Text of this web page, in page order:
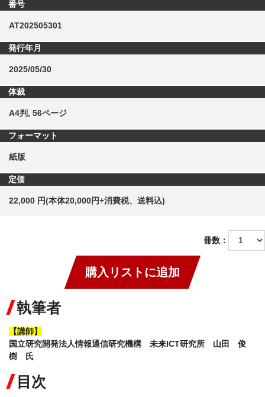
番号
AT202505301
発行年月
2025/05/30
体裁
A4判, 56ページ
フォーマット
紙版
定価
22,000 円(本体20,000円+消費税、送料込)
冊数：
購入リストに追加
執筆者
【講師】
国立研究開発法人情報通信研究機構 未来ICT研究所 山田 俊
樹 氏
目次